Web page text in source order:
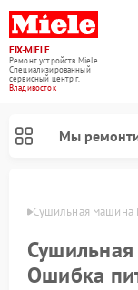
FIX-MIELE
Ремонт устройств Miele
Специализированный
cервисный центр г.
Владивосток
Мы
Сушильная машина
Ошибка